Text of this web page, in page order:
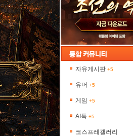
자유게시판 +5
유머 +5
게임 +5
AI톡 +5
코스프레갤러리